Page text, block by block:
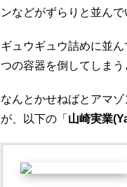
ンなどがずらりと並んで
ギュウギュウ詰めに並
つの容器を倒してしま
なんとかせねばとアマ
が、以下の「 山崎実業